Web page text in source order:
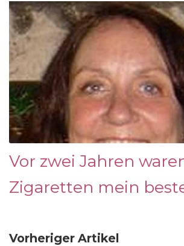
Vor zwei Jahren
Zigaretten mein
Vorheriger Artikel